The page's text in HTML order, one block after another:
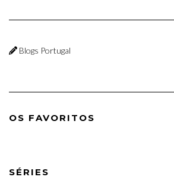
Blogs Portugal
OS FAVORITOS
SÉRIES